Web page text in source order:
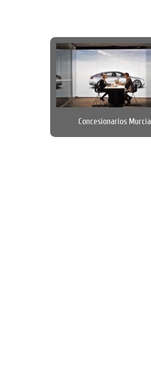
Concesionarios Murcia